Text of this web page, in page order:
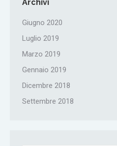
Archivi
Giugno 2020
Luglio 2019
Marzo 2019
Gennaio 2019
Dicembre 2018
Settembre 2018